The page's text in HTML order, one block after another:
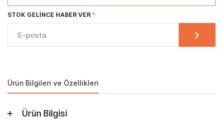
STOK GELINCE HABER VER
Ürün Bilgileri ve Özellikleri
Ürün Bilgisi